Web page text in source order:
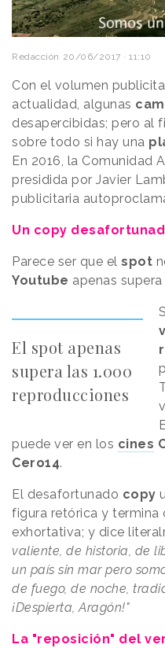
Redacción 20/06/2017 · 11:10
Con el volumen
actualidad, algunas
desapercibidas; pero al
sobre todo si hay una
En 2016, la Comunidad
presidida por Javier
publicitaria
Un copy
Parece ser que el spot
Youtube apenas
El spot apenas
supera las 1.000
reproducciones
puede ver en los cines
Cero14.
El desafortunado copy
figura retórica y termina
exhortativa; y dice
valiente, de historia, de
un país sin mar pero
de fuego, de noche,
¡Despierta, Aragón!"
La "reposición" del